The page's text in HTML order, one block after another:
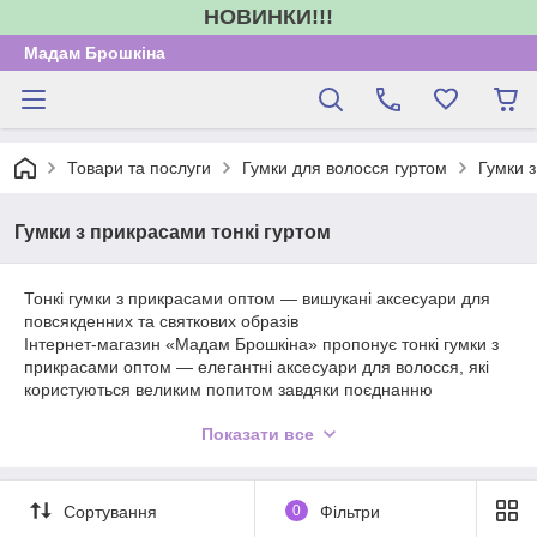
НОВИНКИ!!!
Мадам Брошкіна
Товари та послуги Гумки для волосся гуртом Гумки
Гумки з прикрасами тонкі гуртом
Тонкі гумки з прикрасами оптом — вишукані аксесуари для
повсякденних та святкових образів
Інтернет-магазин «Мадам Брошкіна» пропонує тонкі гумки з
прикрасами оптом — елегантні аксесуари для волосся, які
користуються великим попитом завдяки поєднанню
підходять для створення акуратних повсякденних, ділових,
роблять їх привабливими для покупців різного віку.
В асортименті представлені тонкі резинки для волосся з
прикрасами в різних кольорах та варіантах оформлення.
Показати все
Сортування 0 Фільтри